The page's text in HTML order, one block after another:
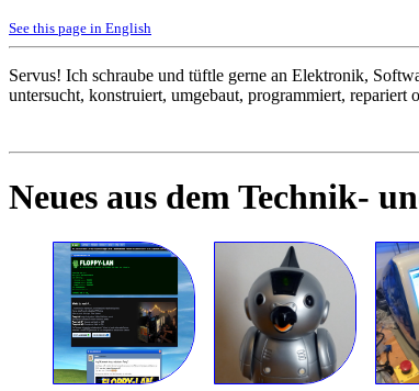
See this page in English
Servus! Ich schraube und tüftle gerne an Elektronik,
untersucht, konstruiert, umgebaut, programmiert, repariert
Neues aus dem Technik-